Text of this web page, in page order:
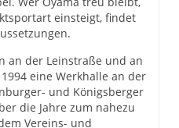
einsteigt, findet
an der Leinstraße und an
eine Werkhalle an der
und Königsberger
die Jahre zum nahezu
Vereins- und